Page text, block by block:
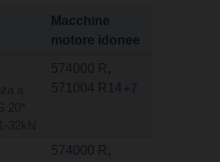
Macchine
motore idonee
574000 R ,
571004 R14+7
574000 R ,